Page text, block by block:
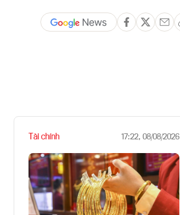
Tài chính 17:22, 08/08/2026